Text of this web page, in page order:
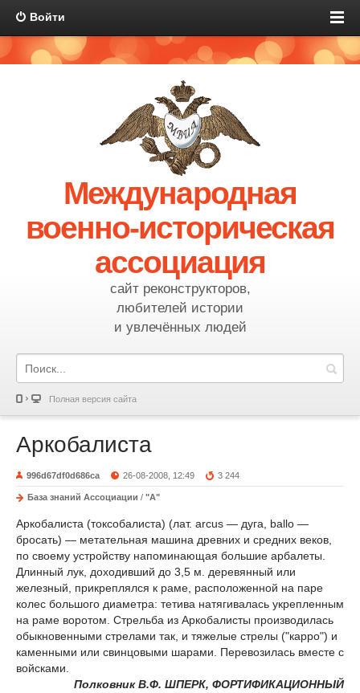
Войти
Международная
военно-историческая
ассоциация
сайт реконструкторов,
любителей истории
и увлечённых людей
Полная версия сайта
Аркобалиста
996d67df0d686ca 26-08-2008, 12:49 3 244
База знаний Ассоциации / "А"
Аркобалиста (токсобалиста) (лат. arcus — дуга, ballo —
бросать) — метательная машина древних и средних веков,
по своему устройству напоминающая большие арбалеты.
Длинный лук, доходивший до 3,5 м. деревянный или
железный, прикреплялся к раме, расположенной на паре
колес большого диаметра: тетива натягивалась укрепленным
на раме воротом. Стрельба из Аркобалисты производилась
обыкновенными стрелами так, и тяжелые стрелы ("карро") и
каменными или свинцовыми шарами. Перевозилась вместе с
войсками.
Полковник В.Ф. ШПЕРК, ФОРТИФИКАЦИОННЫЙ